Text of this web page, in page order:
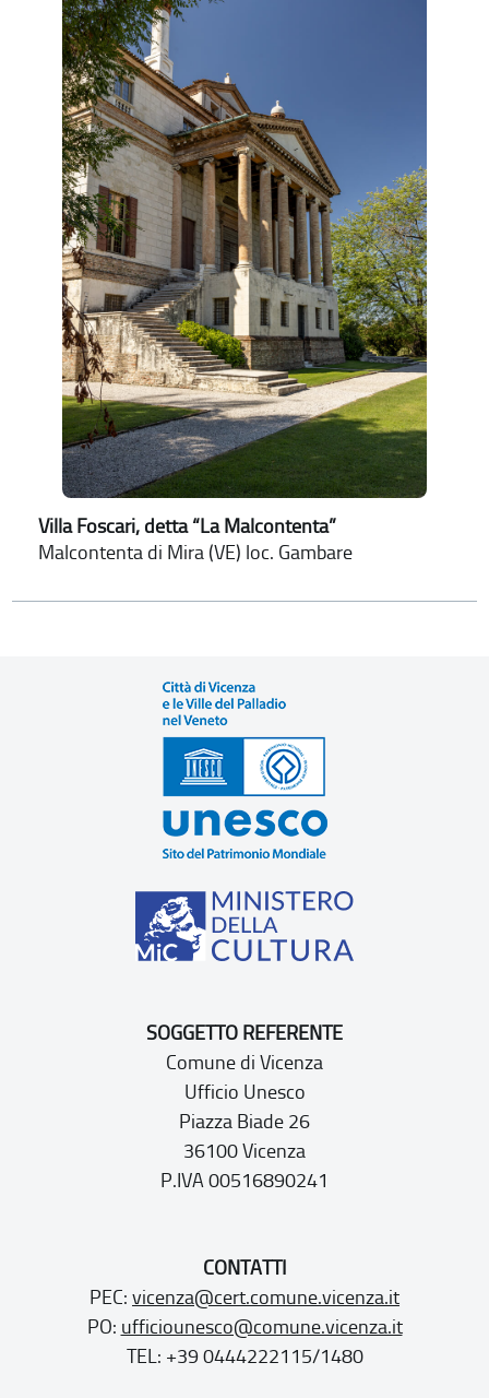
Villa Foscari, detta “La Malcontenta”
Malcontenta di Mira (VE) loc. Gambare
SOGGETTO REFERENTE
Comune di Vicenza
Ufficio Unesco
Piazza Biade 26
36100 Vicenza
P.IVA 00516890241
CONTATTI
PEC: vicenza@cert.comune.vicenza.it
PO: ufficiounesco@comune.vicenza.it
TEL: +39 0444222115/1480